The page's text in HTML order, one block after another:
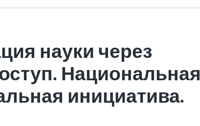
науки через
Национальная
инициатива.